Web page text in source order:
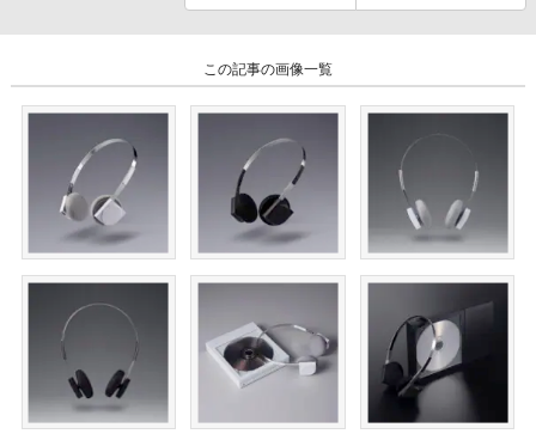
この記事の画像一覧